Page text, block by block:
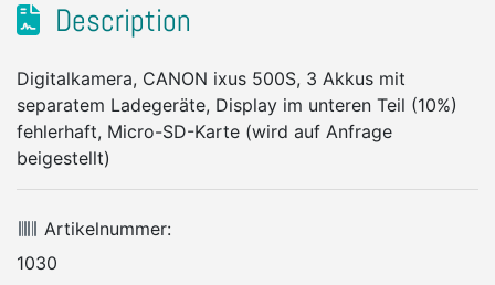
Description
Digitalkamera, CANON ixus 500S, 3 Akkus mit
separatem Ladegeräte, Display im unteren Teil (10%)
fehlerhaft, Micro-SD-Karte (wird auf Anfrage
beigestellt)
Artikelnummer:
1030